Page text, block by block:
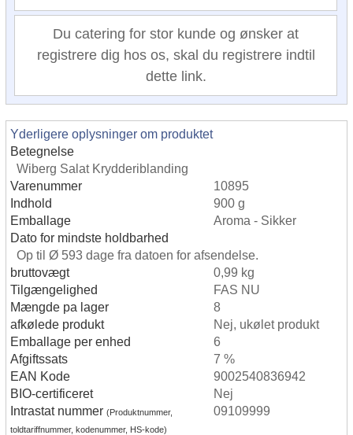
Du catering for stor kunde og ønsker at
registrere dig hos os, skal du registrere indtil
dette link.
Yderligere oplysninger om produktet
Betegnelse
Wiberg Salat Krydderiblanding
Varenummer
10895
Indhold
900 g
Emballage
Aroma - Sikker
Dato for mindste holdbarhed
Op til Ø 593 dage fra datoen for afsendelse.
bruttovægt
0,99 kg
Tilgængelighed
FAS NU
Mængde pa lager
8
afkølede produkt
Nej, ukølet produkt
Emballage per enhed
6
Afgiftssats
7 %
EAN Kode
9002540836942
BIO-certificeret
Nej
Intrastat nummer (Produktnummer,
toldtariffnummer, kodenummer, HS-kode)
09109999